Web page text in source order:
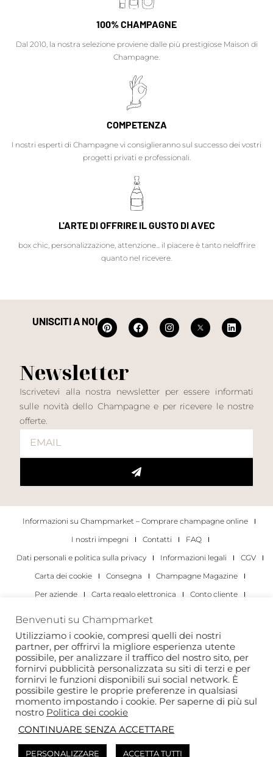
100% CHAMPAGNE
Dal 2010, la nostra selezione proviene dalle più prestigiose Maison di
Champagne.
COMPETENZA
I nostri esperti di Champagne vi consiglieranno sul successo dei vostri
progetti privati e professionali.
L'ARTE DI OFFRIRE IL GUSTO DI AVEC
box chic, personalizzazione, attenzione... il piacere è tanto neloffrire
quanto nel ricevere.
UNISCITI A NOI
Newsletter
Iscrivetevi alla nostra newsletter per essere informati
sulle novità dello Champagne e per ricevere le nostre
offerte.
Informazioni su Champmarket – Comprare champagne online
I nostri impegni
Contatti
FAQ
Dati personali e politica sulla privacy
Informazioni legali
CGV
Carta dei cookie
Consegna
Champagne Magazine
Per aziende
Carta regalo elettronica
Conto cliente
Per gli individui
Per le aziende
Copyright 2022 © tutti i diritti riservati. Champmarket.
Benvenuti su Champmarket
Utilizziamo i cookie, compresi quelli dei nostri
partner, per offrirvi la migliore esperienza utente
possibile, per analizzare il traffico del nostro sito, per
fornirvi pubblicità personalizzata su siti di terzi e per
fornirvi le funzioni disponibili sui social network. È
possibile gestire le proprie preferenze in qualsiasi
momento impostando i cookie. Per saperne di più sul
nostro Politica dei cookie
CONTINUARE SENZA ACCETTARE
PERSONALIZZARE ACCETTA TUTTI